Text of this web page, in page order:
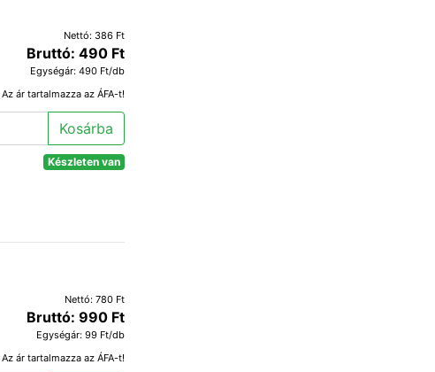
Nettó: 386 Ft
Bruttó: 490 Ft
Egységár: 490 Ft/db
Az ár tartalmazza az ÁFA-t!
Kosárba
Készleten van
Nettó: 780 Ft
Bruttó: 990 Ft
Egységár: 99 Ft/db
Az ár tartalmazza az ÁFA-t!